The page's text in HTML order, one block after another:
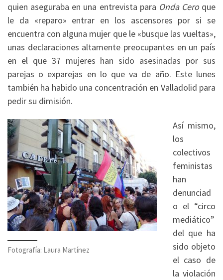
quien aseguraba en una entrevista para Onda Ceroque
le da «reparo» entrar en los ascensores por si se
encuentra con alguna mujer que le «busque las vueltas»,
unas declaraciones altamente preocupantes en un país
en el que 37 mujeres han sido asesinadas por sus
parejas o exparejas en lo que va de año. Este lunes
también ha habido una concentración en Valladolid para
pedir su dimisión.
Fotografía: Laura Martínez
Así mismo,
los
colectivos
feministas
han
denunciad
o el “circo
mediático”
del que ha
sido objeto
el caso de
la violación